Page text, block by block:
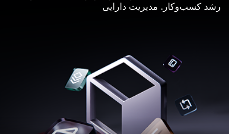
رشد کسب‌وکار. مدیریت دارایی